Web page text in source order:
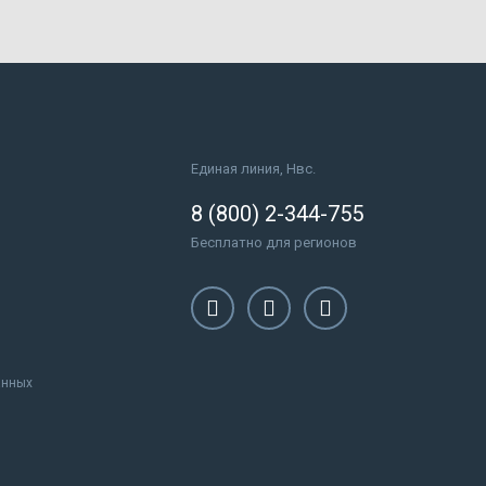
Единая линия, Нвс.
8 (800) 2-344-755
Бесплатно для регионов